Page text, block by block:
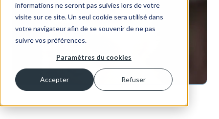
informations ne seront pas suivies lors de votre
visite sur ce site. Un seul cookie sera utilisé dans
votre navigateur afin de se souvenir de ne pas
suivre vos préférences.
Paramètres du cookies
Accepter Refuser